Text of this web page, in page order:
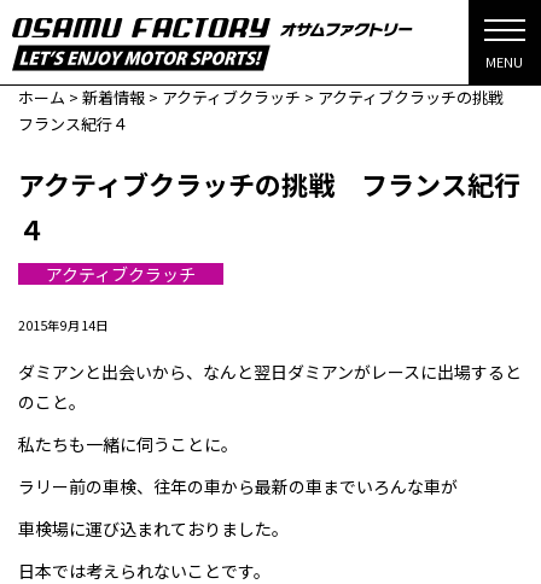
MENU
ホーム > 新着情報 > アクティブクラッチ > アクティブクラッチの挑戦
フランス紀行４
アクティブクラッチの挑戦 フランス紀行
４
アクティブクラッチ
2015年9月14日
ダミアンと出会いから、なんと翌日ダミアンがレースに出場すると
のこと。
私たちも一緒に伺うことに。
ラリー前の車検、往年の車から最新の車までいろんな車が
車検場に運び込まれておりました。
日本では考えられないことです。